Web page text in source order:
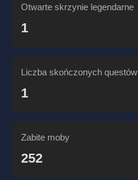
Otwarte skrzynie legendarne
1
Liczba skończonych questów
1
Zabite moby
252